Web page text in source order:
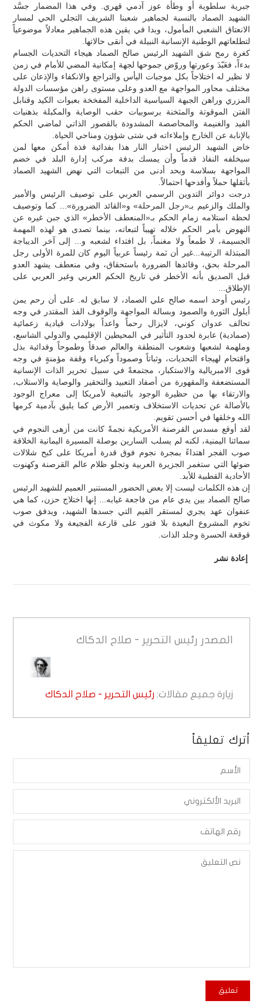
جبرية سلطوية أو وطأة عوز آدمي قهري. وفي هذا المضمار جسَّد
الشهيد الصماد بالنسبة لجماهير شعبنا الشريف التجلي الحي لمسار
الانعتاق الشعبي المأمول، وبدا في يقين هذه الجماهير معادلاً موضوعياً
لتطلعاتهم الوطنية الإنسانية النبيلة في أنقى حالاتها.
كغرة رمح شق الشهيد الرئيس صالح الصماد هيجاء التحديات الجسام
بدءاً، فعَبّدَ وعورتها وروّض جموحها لجهة إمكانية المضي للأمام في زمن
لا نظير له اختلاجاً بكل موجبات اليأس والتراجع والانكفاء والإذعان على
مختلف محاور المواجهة مع العدو وعلى مستوى راهن مؤسسات الدولة
المزري وراهن الجبهة السياسية الداخلية المفخخة بعبوات الكيد وقنابل
الفتن الموقوتة والمثخنة برسوبيات حقب الوصاية والمكبلة بذهنيات
الفيد والغنيمة والمحاصصة المشدودة بالقصور الذاتي لماضي الحكم
بالإنابة عن الخارج وإملاءاته في شتى شؤون ومناحي الحياة.
خاض الشهيد الرئيس اختبار النار هذا بفدائية فذة أمكن معها لمن
سيخلفه النفاذ قدماً وأن يمسك بدفة مركب إدارة البلد في خضم
المواجهة بسلاسة وبحد أدنى من التبعات التي نهض الشهيد الصماد
بأثقلها حملاً وأفدحها احتمالاً.
درجت دوائر التدوين الرسمي العربي على توصيف الرئيس والأمير
والملك والزعيم بـ«رجل المرحلة» و«القائد الضرورة»... كما وتوصيف
لحظة استلامه زمام الحكم بـ«المنعطف الأخطر» الذي جبن غيره عن
النهوض بأمر الحكم خلاله تهيباً لتبعاته، بينما تصدى هو لهذه المهمة
الجسيمة، لا طمعاً ولا مغنماً، بل افتداء لشعبه و... إلى آخر الديباجة
المبتذلة الرتيبة...غير أن ثمة رئيساً عربياً اليوم كان للمرة الأولى رجل
المرحلة بحق، وقائدها الضرورة باستحقاق، وفي منعطف يشهد العدو
قبل الصديق بأنه الأخطر في تاريخ الحكم العربي وغير العربي على
الإطلاق...
رئيس أوحد اسمه صالح علي الصماد، لا سابق له. على أن رحم يمن
أيلول الثورة والصمود وبسالة المواجهة والوقوف الفذ المقتدر في وجه
تحالف عدوان كوني، لايزال رحماً واعداً بولادات قيادية زعمائية
(صمادية) عابرة لحدود التأثير في المحيطين الإقليمي والدولي الشاسع،
وملهمة لشعبها وشعوب المنطقة والعالم صدقاً وطموحاً وفدائية بذل
واقتحام لهيجاء التحديات، وثباتاً وصموداً وكبرياء وقفة مؤمنةٍ في وجه
قوى الامبريالية والاستكبار، مجتمعةً في سبيل تحرير الذات الإنسانية
المستضعفة والمقهورة من أصفاد التعبيد والتحقير والوصاية والاستلاب،
والارتقاء بها من حظيرة الوجود بالتبعية لأمريكا إلى معراج الوجود
بالأصالة عن تحديات الاستخلاف وتعمير الأرض كما يليق بآدمية كرمها
الله وخلقها في أحسن تقويم.
لقد أوقع مسدس القرصنة الأمريكية نجمةً كانت من أزهى النجوم في
سمائنا اليمنية، لكنه لم يسلب السارين بوصلة المسيرة اليمانية الخلاقة
صوب الفجر اهتداءً بمجرة نجوم فوق قدرة أمريكا على كبح شلالات
ضوئها التي ستغمر الجزيرة العربية وتجلو ظلام عالم القرصنة وكهنوت
الأحادية القطبية للأبد.
إن هذه الكلمات ليست إلا بعض الحضور المستنير العميم للشهيد الرئيس
صالح الصماد بين يدي عام من فاجعة غيابه... إنها اختلاج حزن، كما هي
عنفوان عهد يجري لمستقر القيم التي جسدها الشهيد، ويدفق صوب
تخوم المشروع البعيدة بلا فتور على قارعة الفجيعة ولا مكوث في
قوقعة الحسرة وجلد الذات.
إعادة نشر
المصدر رئيس التحرير - صلاح الدكاك
زيارة جميع مقالات: رئيس التحرير - صلاح الدكاك
أترك تعليقاً